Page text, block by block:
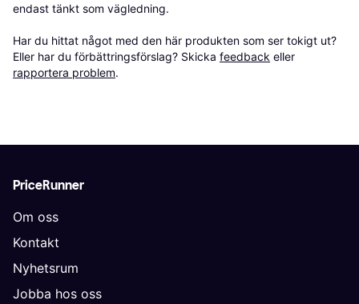
endast tänkt som vägledning.
Har du hittat något med den här produkten som ser tokigt ut?
Eller har du förbättringsförslag? Skicka feedback eller
rapportera problem.
PriceRunner
Om oss
Kontakt
Nyhetsrum
Jobba hos oss